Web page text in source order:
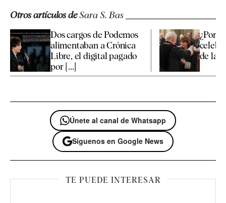
Otros artículos deSara S. Bas
Dos cargos de Podemos
alimentaban a Crónica
Libre, el digital pagado
por [...]
¿Por
de la
Únete al canal de Whatsapp
Síguenos en Google News
TE PUEDE INTERESAR